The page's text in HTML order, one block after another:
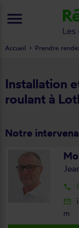
Installation
roulant à
Notre
local_phone
mail_outline
m
Accueil Prendre
menu